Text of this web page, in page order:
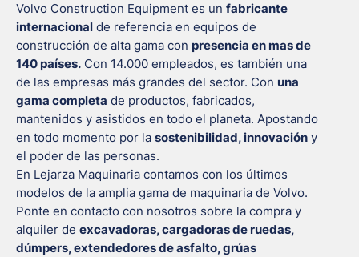
Volvo Construction Equipment es un fabricante
internacional de referencia en equipos de
construcción de alta gama con presencia en mas de
140 países. Con 14.000 empleados, es también una
de las empresas más grandes del sector. Con una
gama completa de productos, fabricados,
mantenidos y asistidos en todo el planeta. Apostando
en todo momento por la sostenibilidad, innovación y
el poder de las personas.
En Lejarza Maquinaria contamos con los últimos
modelos de la amplia gama de maquinaria de Volvo.
Ponte en contacto con nosotros sobre la compra y
alquiler de excavadoras, cargadoras de ruedas,
dúmpers, extendedores de asfalto, grúas